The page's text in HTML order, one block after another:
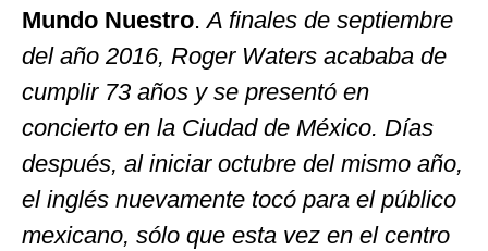
Mundo Nuestro.A finales de septiembre
del año 2016, Roger Waters acababa de
cumplir 73 años y se presentó en
concierto en la Ciudad de México. Días
después, al iniciar octubre del mismo año,
el inglés nuevamente tocó para el público
mexicano, sólo que esta vez en el centro